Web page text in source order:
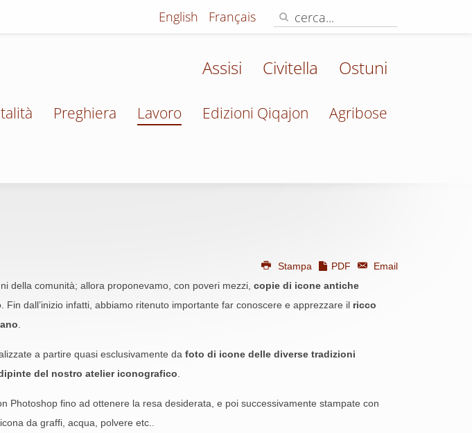
English Français
Assisi Civitella Ostuni
Preghiera Lavoro Edizioni Qiqajon Agribose
Stampa PDF Email
della comunità; allora proponevamo, con poveri mezzi, copie di icone antiche
Fin dall’inizio infatti, abbiamo ritenuto importante far conoscere e apprezzare il ricco
a partire quasi esclusivamente da foto di icone delle diverse tradizioni
del nostro atelier iconografico
Photoshop fino ad ottenere la resa desiderata, e poi successivamente stampate con
da graffi, acqua, polvere etc..